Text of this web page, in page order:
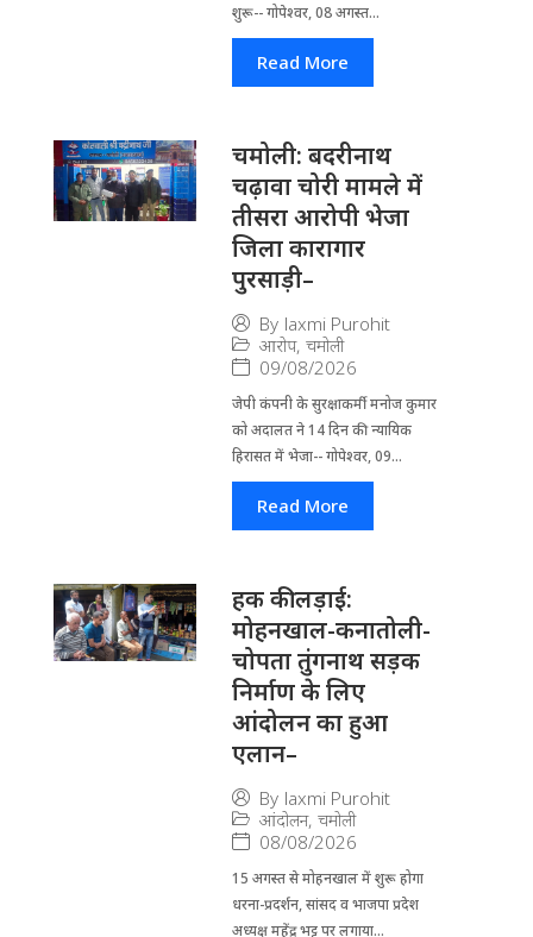
शुरू-- गोपेश्वर, 08 अगस्त...
Read More
चमोली: बदरीनाथ
चढ़ावा चोरी मामले में
तीसरा आरोपी भेजा
जिला कारागार
पुरसाड़ी–
By laxmi Purohit
आरोप, चमोली
09/08/2026
जेपी कंपनी के सुरक्षाकर्मी मनोज कुमार
को अदालत ने 14 दिन की न्यायिक
हिरासत में भेजा-- गोपेश्वर, 09...
Read More
हक की लड़ाई:
मोहनखाल-कनातोली-
चोपता तुंगनाथ सड़क
निर्माण के लिए
आंदोलन का हुआ
एलान–
By laxmi Purohit
आंदोलन, चमोली
08/08/2026
15 अगस्त से मोहनखाल में शुरू होगा
धरना-प्रदर्शन, सांसद व भाजपा प्रदेश
अध्यक्ष महेंद्र भट्ट पर लगाया...